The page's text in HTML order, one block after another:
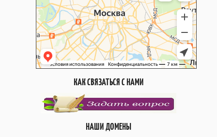
КАК СВЯЗАТЬСЯ С НАМИ
НАШИ ДОМЕНЫ